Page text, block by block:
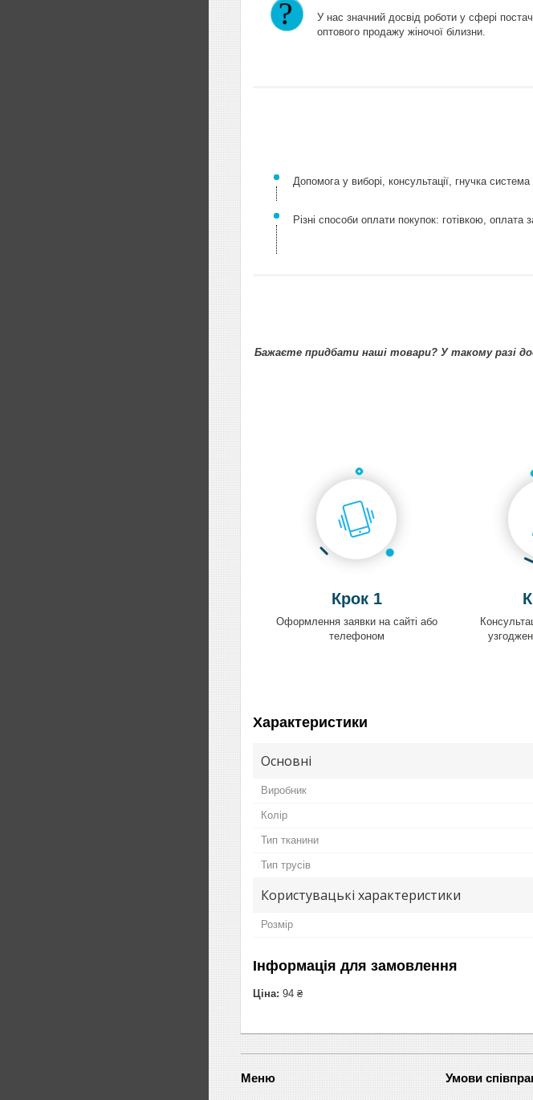
У нас значний досвід роботи у сфері
оптового продажу жіночої білизни.
Допомога у виборі, консультації, гнучка
Різні способи оплати покупок: готівкою, оплата
Бажаєте придбати наші товари? У такому разі
Крок 1
Оформлення заявки на сайті або
телефоном
Характеристики
Основні
Виробник
Колір
Тип тканини
Тип трусів
Користувацькі характеристики
Розмір
Інформація для замовлення
Ціна: 94 ₴
Меню Умови